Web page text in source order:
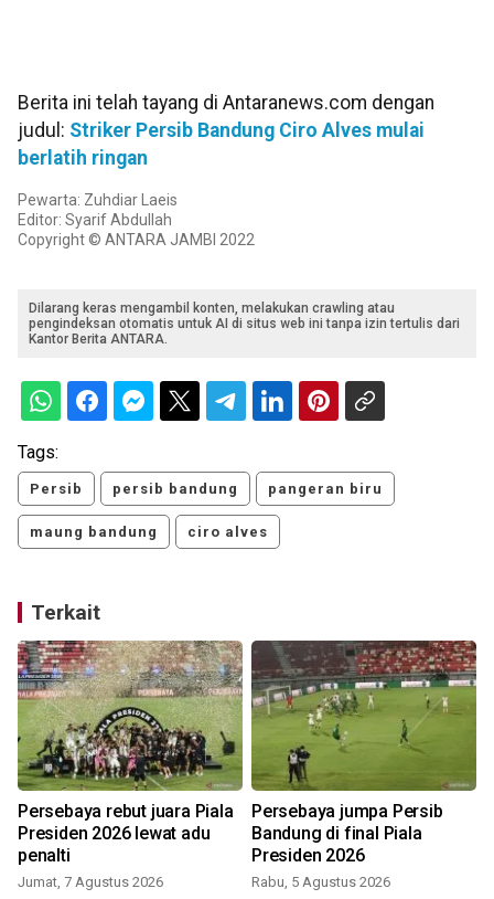
Berita ini telah tayang di Antaranews.com dengan
judul: Striker Persib Bandung Ciro Alves mulai
berlatih ringan
Pewarta: Zuhdiar Laeis
Editor: Syarif Abdullah
Copyright © ANTARA JAMBI 2022
Dilarang keras mengambil konten, melakukan crawling atau
pengindeksan otomatis untuk AI di situs web ini tanpa izin tertulis dari
Kantor Berita ANTARA.
Tags:
Persib persib bandung pangeran biru
maung bandung ciro alves
Terkait
Persebaya rebut juara Piala
Presiden 2026 lewat adu
penalti
Jumat, 7 Agustus 2026
Persebaya jumpa Persib
Bandung di final Piala
Presiden 2026
Rabu, 5 Agustus 2026